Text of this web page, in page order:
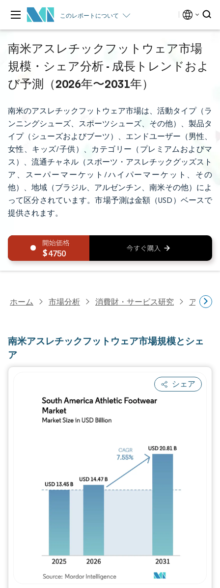
このレポートについて
南米アスレチックフットウェア市場
規模・シェア分析 - 成長トレンドおよ
び予測（2026年〜2031年）
南米のアスレチックフットウェア市場は、活動タイプ（ラ
ンニングシューズ、スポーツシューズ、その他）、製品タ
イプ（シューズおよびブーツ）、エンドユーザー（男性、
女性、キッズ/子供）、カテゴリー（プレミアムおよびマ
ス）、流通チャネル（スポーツ・アスレチックグッズスト
ア、スーパーマーケット/ハイパーマーケット、その
他）、地域（ブラジル、アルゼンチン、南米その他）によ
って区分されています。市場予測は金額（USD）ベースで
提供されます。
4750
ホーム 市場分析 消費財・サービス研究 アパレ
南米アスレチックフットウェア市場規模とシェ
ア
シェア